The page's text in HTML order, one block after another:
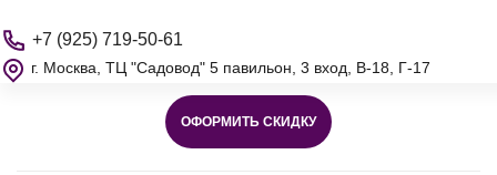
+7 (925) 719-50-61
г. Москва, ТЦ "Садовод" 5 павильон, 3 вход, В-18, Г-17
ОФОРМИТЬ СКИДКУ